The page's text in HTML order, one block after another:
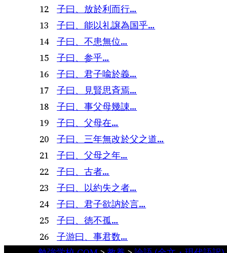
12
子曰、放於利而行…
13
子曰、能以礼譲為国乎…
14
子曰、不患無位…
15
子曰、参乎…
16
子曰、君子喩於義…
17
子曰、見賢思斉焉…
18
子曰、事父母幾諌…
19
子曰、父母在…
20
子曰、三年無改於父之道…
21
子曰、父母之年…
22
子曰、古者…
23
子曰、以約失之者…
24
子曰、君子欲訥於言…
25
子曰、徳不孤…
26
子游曰、事君数…